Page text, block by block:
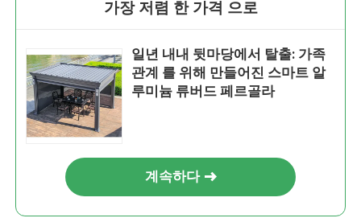
가장 저렴 한 가격 으로
일년 내내 뒷마당에서 탈출: 가족
관계 를 위해 만들어진 스마트 알
루미늄 류버드 페르골라
계속하다